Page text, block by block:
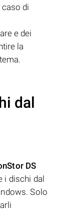
caso di
e dei
la
dal
DS
i dischi dal
Solo